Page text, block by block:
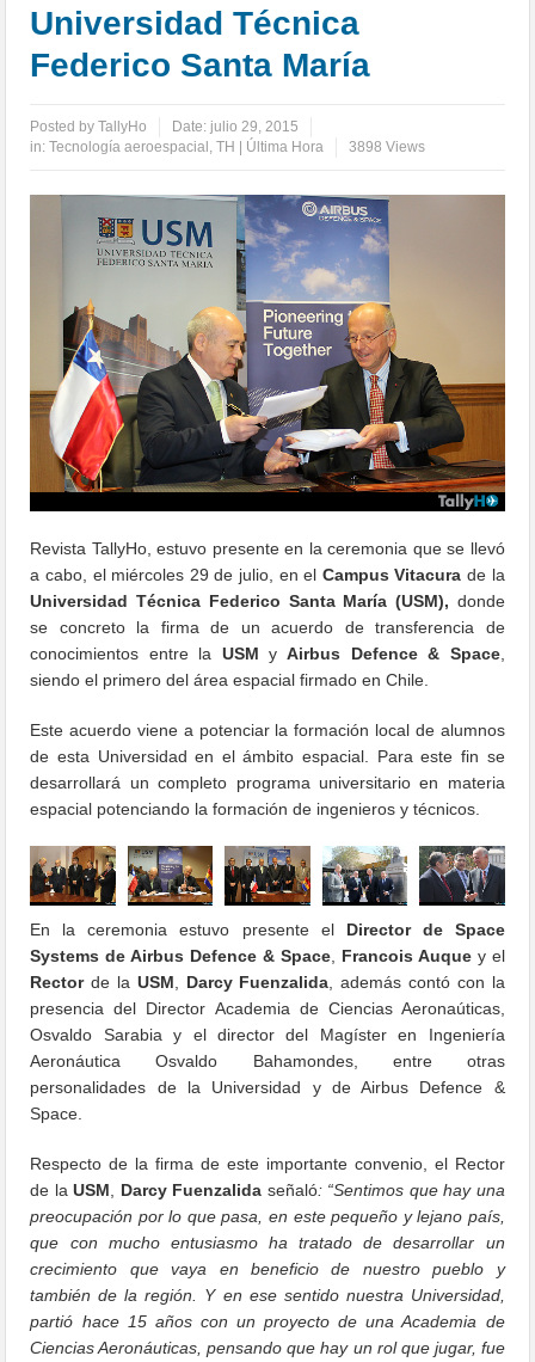
Universidad Técnica
Federico Santa María
Posted byTallyHo Date: julio 29, 2015
in:Tecnología aeroespacial ,TH | Última Hora 3898 Views
Revista TallyHo, estuvo presente en la ceremonia que se llevó
a cabo, el miércoles 29 de julio, en el Campus Vitacura de la
Universidad Técnica Federico Santa María (USM), donde
se concreto la firma de un acuerdo de transferencia de
conocimientos entre la USM yAirbus Defence & Space,
siendo el primero del área espacial firmado en Chile.
Este acuerdo viene a potenciar la formación local de alumnos
de esta Universidad en el ámbito espacial. Para este fin se
desarrollará un completo programa universitario en materia
espacial potenciando la formación de ingenieros y técnicos.
En la ceremonia estuvo presente el Director de Space
Systems de Airbus Defence & Space, Francois Auquey el
Rectorde la USM Darcy Fuenzalida , además contó con la
presencia del Director Academia de Ciencias Aeronaúticas,
Osvaldo Sarabia y el director del Magíster en Ingeniería
Aeronáutica Osvaldo Bahamondes, entre otras
personalidades de la Universidad y de Airbus Defence &
Space.
Respecto de la firma de este importante convenio, el Rector
de laUSM Darcy Fuenzalida señaló: “Sentimos que hay una
preocupación por lo que pasa, en este pequeño y lejano país,
que con mucho entusiasmo ha tratado de desarrollar un
crecimiento que vaya en beneficio de nuestro pueblo y
también de la región. Y en ese sentido nuestra Universidad,
partió hace 15 años con un proyecto de una Academia de
Ciencias Aeronáuticas, pensando que hay un rol que jugar, fue